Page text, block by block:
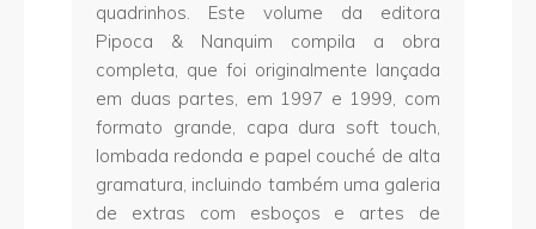
quadrinhos. Este volume da editora
Pipoca & Nanquim compila a obra
completa, que foi originalmente lançada
em duas partes, em 1997 e 1999, com
formato grande, capa dura soft touch,
lombada redonda e papel couché de alta
gramatura, incluindo também uma galeria
de extras com esboços e artes de